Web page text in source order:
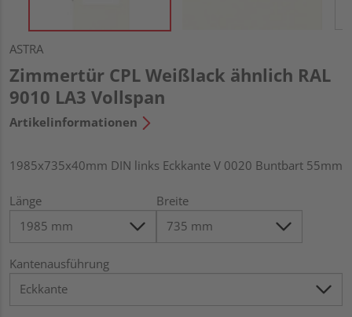
ASTRA
Zimmertür CPL Weißlack ähnlich RAL
9010 LA3 Vollspan
Artikelinformationen
1985x735x40mm DIN links Eckkante V 0020 Buntbart 55mm
Länge Breite
Kantenausführung